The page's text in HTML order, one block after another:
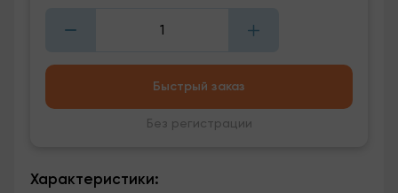
Быстрый заказ
Без регистрации
Характеристики: